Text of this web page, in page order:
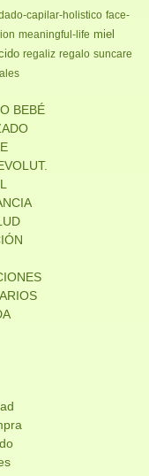
capilar-holistico face-
meaningful-life miel
regaliz regalo suncare
BEBÉ